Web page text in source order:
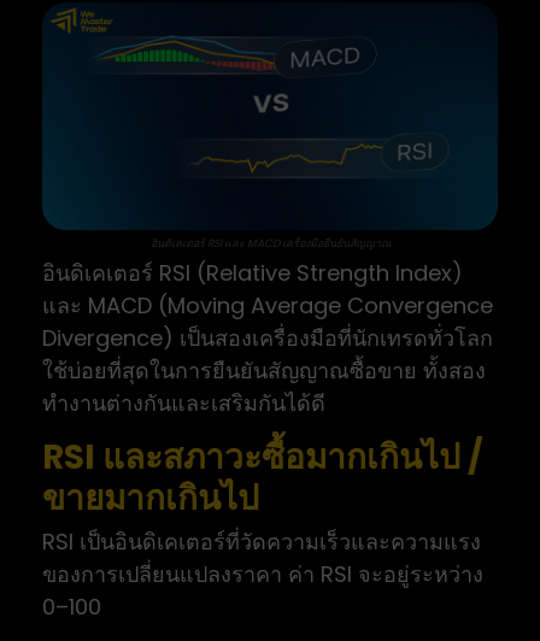
อินดิเคเตอร์ RSI และ MACD เครื่องมือยืนยันสัญญาณ
อินดิเคเตอร์ RSI (Relative Strength Index)
และ MACD (Moving Average Convergence
Divergence) เป็นสองเครื่องมือที่นักเทรดทั่วโลก
ใช้บ่อยที่สุดในการยืนยันสัญญาณซื้อขาย ทั้งสอง
ทำงานต่างกันและเสริมกันได้ดี
RSI และสภาวะซื้อมากเกินไป /
ขายมากเกินไป
RSI เป็นอินดิเคเตอร์ที่วัดความเร็วและความแรง
ของการเปลี่ยนแปลงราคา ค่า RSI จะอยู่ระหว่าง
0–100